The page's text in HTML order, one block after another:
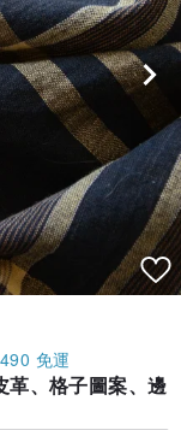
免運
革、格子圖案、邊